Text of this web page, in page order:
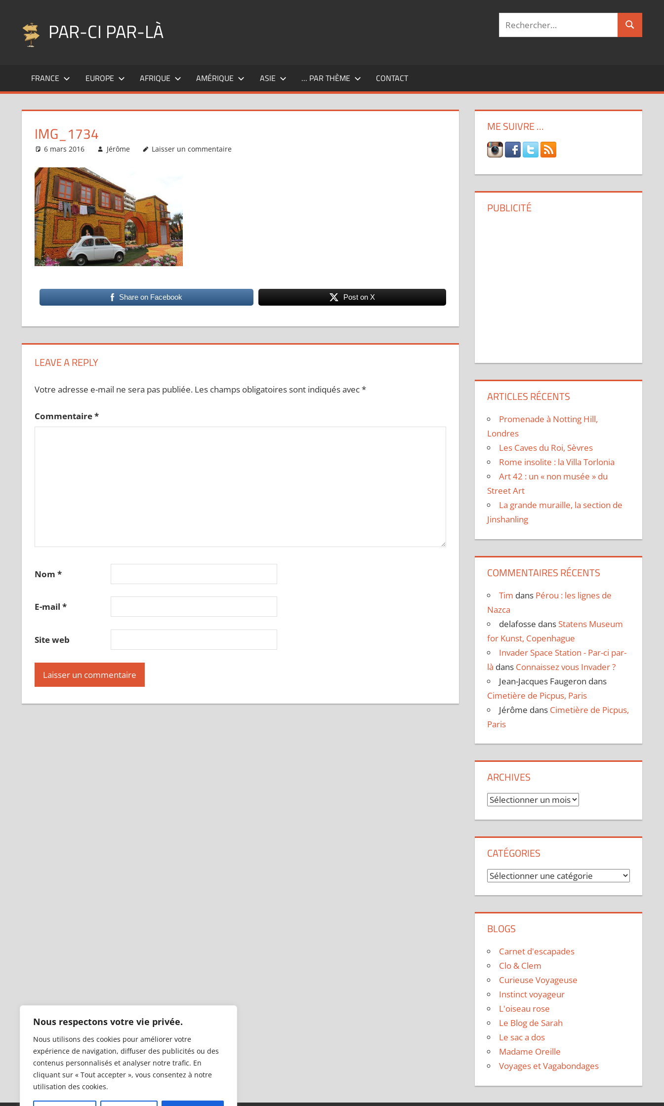
Nous respectons votre vie privée.
Nous utilisons des cookies pour améliorer votre
expérience de navigation, diffuser des publicités ou des
contenus personnalisés et analyser notre trafic. En
cliquant sur « Tout accepter », vous consentez à notre
utilisation des cookies.
contenu
PAR-CI PAR-LÀ
fil
pérégrinations
Recherche
FRANCE EUROPE AFRIQUE AMÉRIQUE ASIE … PAR THÈME CONTACT
IMG_1734
6 mars 2016 Jérôme Laisser un commentaire
Share on Facebook Post on X
LEAVE A REPLY
Votre adresse e-mail ne sera pas publiée. Les champs obligatoires sont indiqués avec*
Commentaire*
Nom *
E-mail *
Site web
ME SUIVRE …
PUBLICITÉ
ARTICLES RÉCENTS
Promenade à Notting Hill,
Londres
Les Caves du Roi, Sèvres
Rome insolite : la Villa Torlonia
Art 42 : un « non musée » du
Street Art
La grande muraille, la section de
Jinshanling
COMMENTAIRES RÉCENTS
Tim dans Pérou : les lignes de
Nazca
delafosse dans Statens Museum
for Kunst, Copenhague
Invader Space Station - Par-ci par-
là dans Connaissez vous Invader ?
Jean-Jacques Faugeron dans
Cimetière de Picpus, Paris
Jérôme dans Cimetière de Picpus,
Paris
ARCHIVES
Archives
CATÉGORIES
Catégories
BLOGS
Carnet d'escapades
Clo & Clem
Curieuse Voyageuse
Instinct voyageur
L'oiseau rose
Le Blog de Sarah
Le sac a dos
Madame Oreille
Voyages et Vagabondages